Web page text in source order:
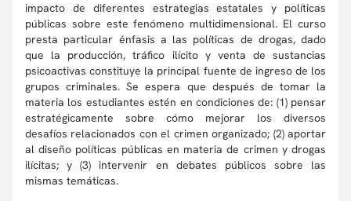
impacto de diferentes estrategias estatales y políticas
públicas sobre este fenómeno multidimensional. El curso
presta particular énfasis a las políticas de drogas, dado
que la producción, tráfico ilícito y venta de sustancias
psicoactivas constituye la principal fuente de ingreso de los
grupos criminales. Se espera que después de tomar la
materia los estudiantes estén en condiciones de: (1) pensar
estratégicamente sobre cómo mejorar los diversos
desafíos relacionados con el crimen organizado; (2) aportar
al diseño políticas públicas en materia de crimen y drogas
ilícitas; y (3) intervenir en debates públicos sobre las
mismas temáticas.